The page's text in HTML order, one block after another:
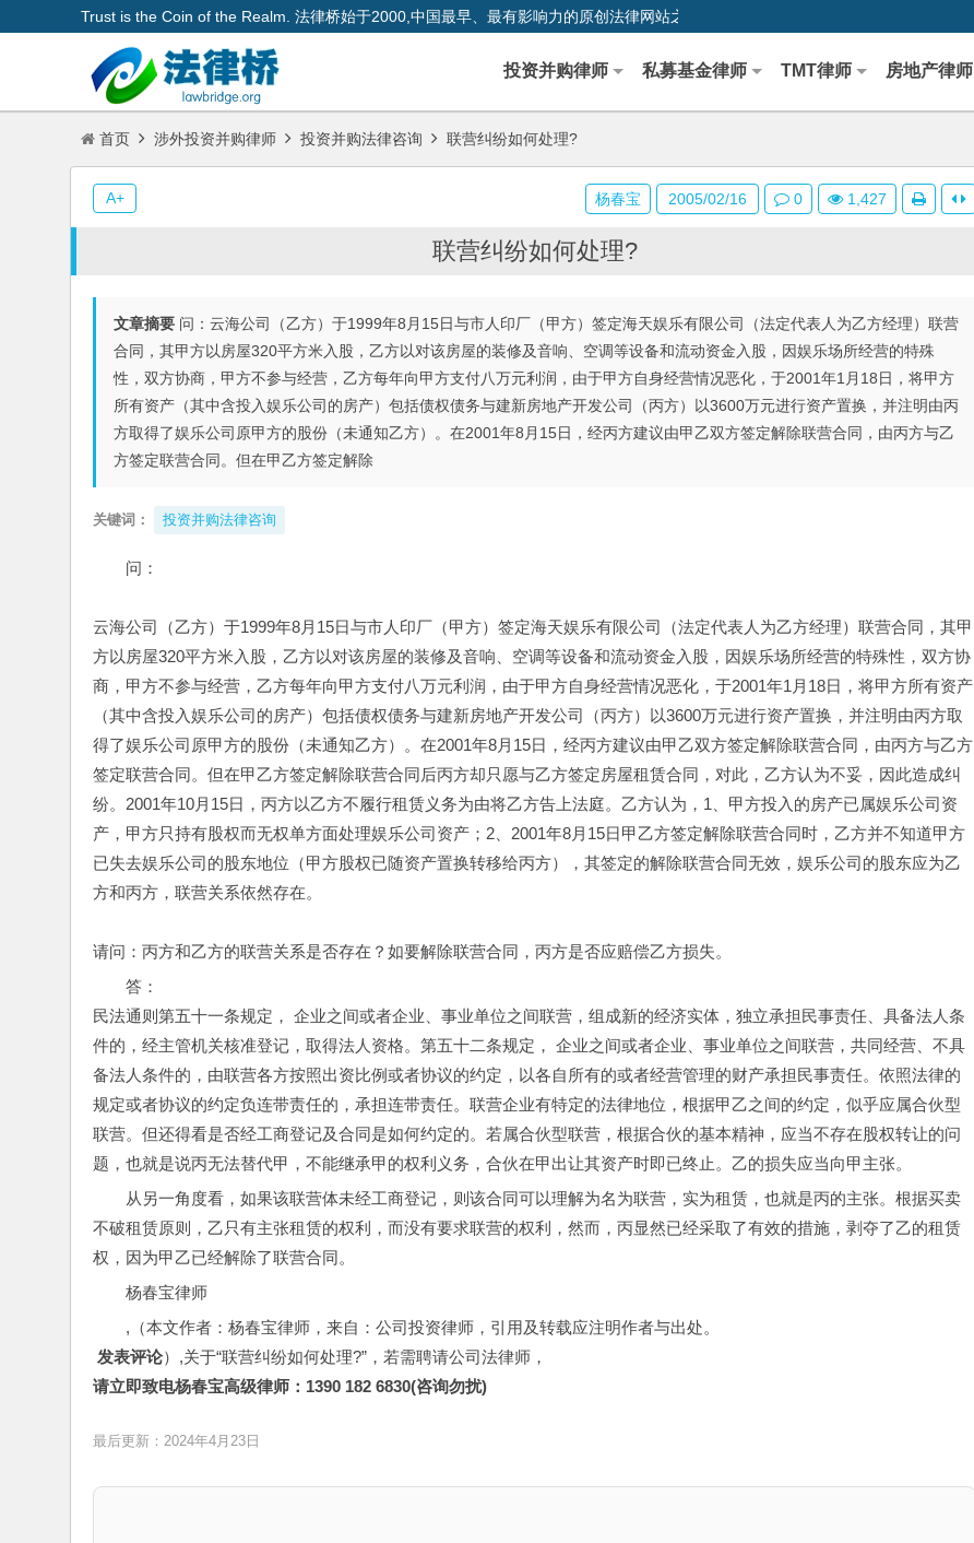
Trust is the Coin of the Realm. 法律桥始于2000,中国最早、最有影响力的原创法律网站之一
投资并购律师 私募基金律师 TMT律师 房地产律师
首页 涉外投资并购律师 投资并购法律咨询 联营纠纷如何处理?
联营纠纷如何处理?
文章摘要 问：云海公司（乙方）于1999年8月15日与市人印厂（甲方）签定海天娱乐有限公司（法定代表人为乙方经理）联营
合同，其甲方以房屋320平方米入股，乙方以对该房屋的装修及音响、空调等设备和流动资金入股，因娱乐场所经营的特殊
性，双方协商，甲方不参与经营，乙方每年向甲方支付八万元利润，由于甲方自身经营情况恶化，于2001年1月18日，将甲方
所有资产（其中含投入娱乐公司的房产）包括债权债务与建新房地产开发公司（丙方）以3600万元进行资产置换，并注明由丙
方取得了娱乐公司原甲方的股份（未通知乙方）。在2001年8月15日，经丙方建议由甲乙双方签定解除联营合同，由丙方与乙
方签定联营合同。但在甲乙方签定解除
关键词： 投资并购法律咨询
问：
云海公司（乙方）于1999年8月15日与市人印厂（甲方）签定海天娱乐有限公司（法定代表人为乙方经理）联营合同，其甲
方以房屋320平方米入股，乙方以对该房屋的装修及音响、空调等设备和流动资金入股，因娱乐场所经营的特殊性，双方协
商，甲方不参与经营，乙方每年向甲方支付八万元利润，由于甲方自身经营情况恶化，于2001年1月18日，将甲方所有资产
（其中含投入娱乐公司的房产）包括债权债务与建新房地产开发公司（丙方）以3600万元进行资产置换，并注明由丙方取
得了娱乐公司原甲方的股份（未通知乙方）。在2001年8月15日，经丙方建议由甲乙双方签定解除联营合同，由丙方与乙方
签定联营合同。但在甲乙方签定解除联营合同后丙方却只愿与乙方签定房屋租赁合同，对此，乙方认为不妥，因此造成纠
纷。2001年10月15日，丙方以乙方不履行租赁义务为由将乙方告上法庭。乙方认为，1、甲方投入的房产已属娱乐公司资
产，甲方只持有股权而无权单方面处理娱乐公司资产；2、2001年8月15日甲乙方签定解除联营合同时，乙方并不知道甲方
已失去娱乐公司的股东地位（甲方股权已随资产置换转移给丙方），其签定的解除联营合同无效，娱乐公司的股东应为乙
方和丙方，联营关系依然存在。
请问：丙方和乙方的联营关系是否存在？如要解除联营合同，丙方是否应赔偿乙方损失。
答：
民法通则第五十一条规定， 企业之间或者企业、事业单位之间联营，组成新的经济实体，独立承担民事责任、具备法人条
件的，经主管机关核准登记，取得法人资格。第五十二条规定， 企业之间或者企业、事业单位之间联营，共同经营、不具
备法人条件的，由联营各方按照出资比例或者协议的约定，以各自所有的或者经营管理的财产承担民事责任。依照法律的
规定或者协议的约定负连带责任的，承担连带责任。联营企业有特定的法律地位，根据甲乙之间的约定，似乎应属合伙型
联营。但还得看是否经工商登记及合同是如何约定的。若属合伙型联营，根据合伙的基本精神，应当不存在股权转让的问
题，也就是说丙无法替代甲，不能继承甲的权利义务，合伙在甲出让其资产时即已终止。乙的损失应当向甲主张。
从另一角度看，如果该联营体未经工商登记，则该合同可以理解为名为联营，实为租赁，也就是丙的主张。根据买卖
不破租赁原则，乙只有主张租赁的权利，而没有要求联营的权利，然而，丙显然已经采取了有效的措施，剥夺了乙的租赁
权，因为甲乙已经解除了联营合同。
杨春宝律师
,（本文作者：杨春宝律师，来自：公司投资律师，引用及转载应注明作者与出处。
发表评论）,关于“联营纠纷如何处理?”，若需聘请公司法律师，
请立即致电杨春宝高级律师：1390 182 6830(咨询勿扰)
最后更新：2024年4月23日
杨春宝 2005/02/16 0 1,427
A+